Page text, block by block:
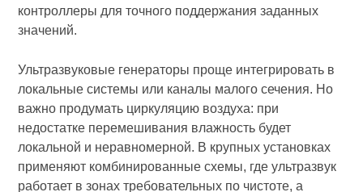
контроллеры для точного поддержания заданных
значений.
Ультразвуковые генераторы проще интегрировать в
локальные системы или каналы малого сечения. Но
важно продумать циркуляцию воздуха: при
недостатке перемешивания влажность будет
локальной и неравномерной. В крупных установках
применяют комбинированные схемы, где ультразвук
работает в зонах требовательных по чистоте, а